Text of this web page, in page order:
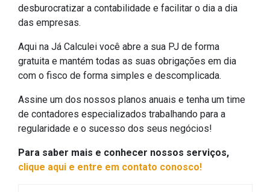
desburocratizar a contabilidade e facilitar o dia a dia
das empresas.
Aqui na Já Calculei você abre a sua PJ de forma
gratuita e mantém todas as suas obrigações em dia
com o fisco de forma simples e descomplicada.
Assine um dos nossos planos anuais e tenha um time
de contadores especializados trabalhando para a
regularidade e o sucesso dos seus negócios!
Para saber mais e conhecer nossos serviços,
clique aqui e entre em contato conosco!